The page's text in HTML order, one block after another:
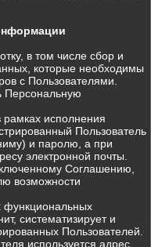
в том числе сбор и
которые необходимы
с Пользователями.
Персональную
исполнения
Пользователь
и паролю, а при
электронной почты.
Соглашению,
возможности
функциональных
систематизирует и
Пользователей.
используется адрес